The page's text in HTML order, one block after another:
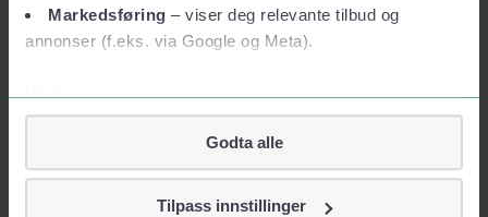
Markedsføring – viser deg relevante tilbud og
annonser (f.eks. via Google og Meta).
Vil du vite mer?
Om informasjonskapsler
Googles retningslinjer for personvern
Vi tar ditt personvern på alvor
Godta alle
Tilpass innstillinger